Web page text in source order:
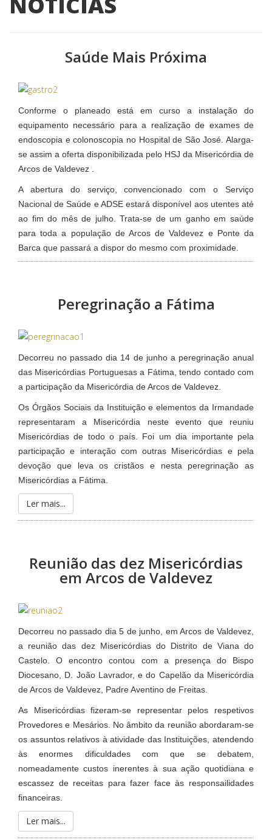
Saúde Mais Próxima
Conforme o planeado está em curso a instalação do
equipamento necessário para a realização de exames de
endoscopia e colonoscopia no Hospital de São José. Alarga-
se assim a oferta disponibilizada pelo HSJ da Misericórdia de
Arcos de Valdevez .
A abertura do serviço, convencionado com o Serviço
Nacional de Saúde e ADSE estará disponível aos utentes até
ao fim do mês de julho. Trata-se de um ganho em saúde
para toda a população de Arcos de Valdevez e Ponte da
Barca que passará a dispor do mesmo com proximidade.
Peregrinação a Fátima
Decorreu no passado dia 14 de junho a peregrinação anual
das Misericórdias Portuguesas a Fátima, tendo contado com
a participação da Misericórdia de Arcos de Valdevez.
Os Órgãos Sociais da Instituição e elementos da Irmandade
representaram a Misericórdia neste evento que reuniu
Misericórdias de todo o país. Foi um dia importante pela
participação e interação com outras Misericórdias e pela
devoção que leva os cristãos e nesta peregrinação as
Misericórdias a Fátima.
Ler mais...
Reunião das dez Misericórdias
em Arcos de Valdevez
Decorreu no passado dia 5 de junho, em Arcos de Valdevez,
a reunião das dez Misericórdias do Distrito de Viana do
Castelo. O encontro contou com a presença do Bispo
Diocesano, D. João Lavrador, e do Capelão da Misericórdia
de Arcos de Valdevez, Padre Aventino de Freitas.
As Misericórdias fizeram-se representar pelos respetivos
Provedores e Mesários. No âmbito da reunião abordaram-se
os assuntos relativos à atividade das Instituições, atendendo
às enormes dificuldades com que se debatem,
nomeadamente custos inerentes à sua ação quotidiana e
escassez de receitas para fazer face às responsailidades
financeiras.
Ler mais...